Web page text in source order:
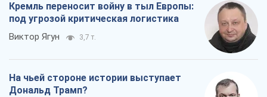
Кремль переносит войну в тыл Европы:
под угрозой критическая логистика
Виктор Ягун 3,7 т.
На чьей стороне истории выступает
Дональд Трамп?